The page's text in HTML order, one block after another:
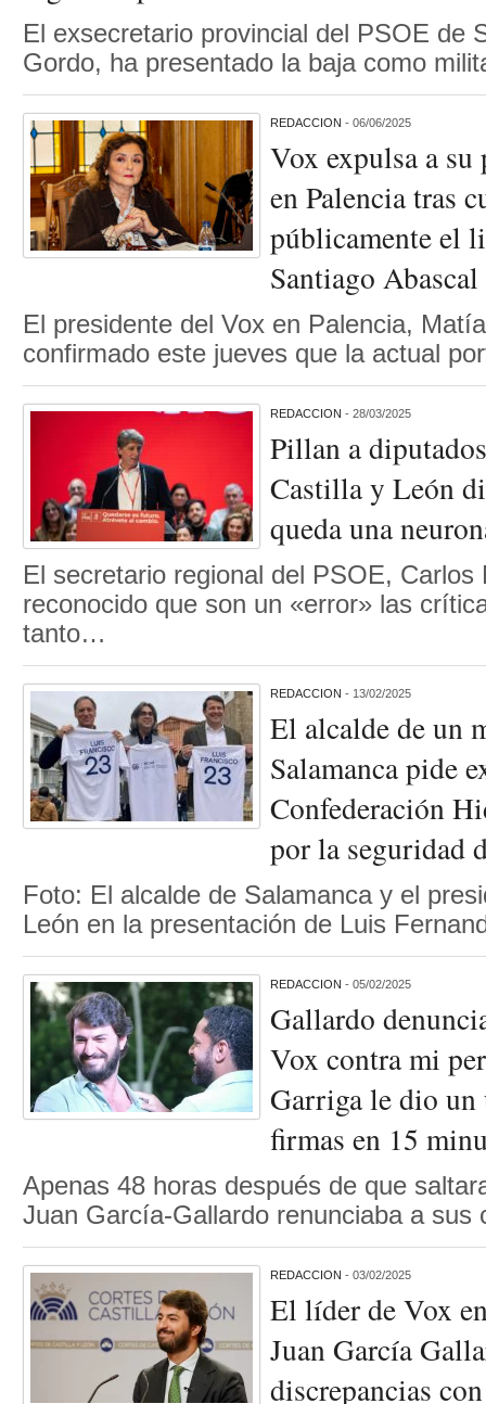
El exsecretario provincial del PSOE de
Gordo, ha presentado la baja como
REDACCION - 06/06/2025
Vox expulsa a
en Palencia tras
públicamente el
Santiago Abascal
El presidente del Vox en Palencia,
confirmado este jueves que la actual
REDACCION - 28/03/2025
Pillan a
Castilla y León
queda una
El secretario regional del PSOE, Carlos
reconocido que son un «error» las
tanto…
REDACCION - 13/02/2025
El alcalde de un
Salamanca pide
Confederación
por la seguridad
Foto: El alcalde de Salamanca y el
León en la presentación de Luis
REDACCION - 05/02/2025
Gallardo
Vox contra mi
Garriga le dio
firmas en 15
Apenas 48 horas después de que
Juan García-Gallardo renunciaba a
REDACCION - 03/02/2025
El líder de Vox
Juan García
discrepancias